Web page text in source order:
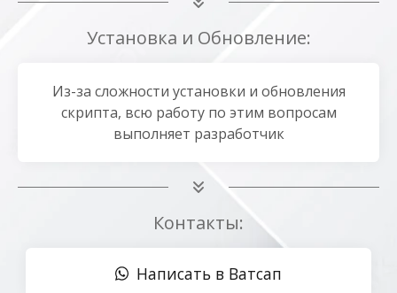
Установка и Обновление:
Из-за сложности установки и обновления
скрипта, всю работу по этим вопросам
выполняет разработчик
Контакты:
Написать в Ватсап